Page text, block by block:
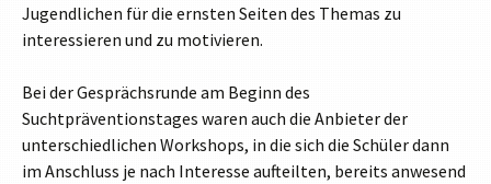
Jugendlichen für die ernsten Seiten des Themas zu
interessieren und zu motivieren.
Bei der Gesprächsrunde am Beginn des
Suchtpräventionstages waren auch die Anbieter der
unterschiedlichen Workshops, in die sich die Schüler dann
im Anschluss je nach Interesse aufteilten, bereits anwesend